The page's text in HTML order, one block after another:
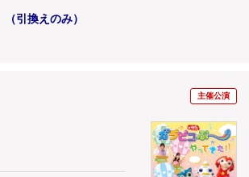
引換えのみ）
主催公演